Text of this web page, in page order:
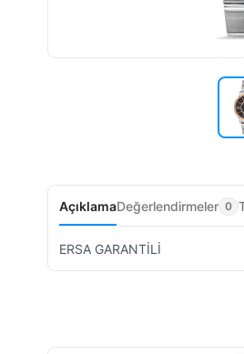
AçıklamaDeğerlendirmeler 0
ERSA GARANTİLİ